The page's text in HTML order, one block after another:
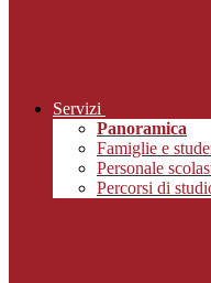
Servizi
Panoramica
Famiglie e
Personale
Percorsi di